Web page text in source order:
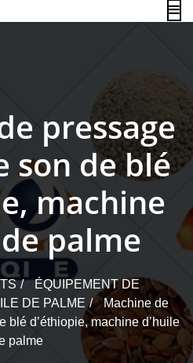
pressage
son de blé
machine
palme
ÉQUIPEMENT DE
DE PALME
Machine de
blé d’éthiopie, machine d’huile
palme